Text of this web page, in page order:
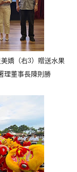
嬌（右3） 贈送水果
理董事長陳則勝